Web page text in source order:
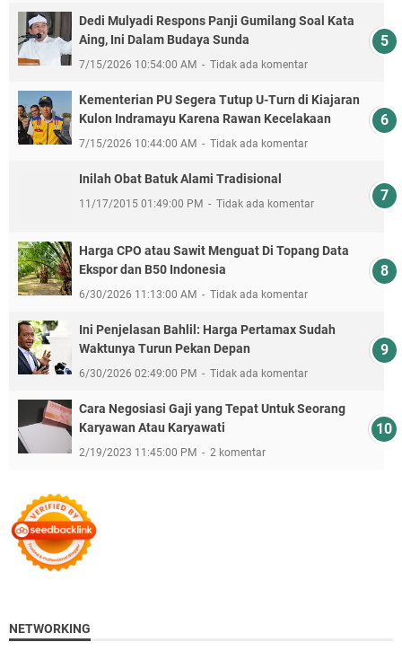
Dedi Mulyadi Respons Panji Gumilang Soal Kata
Aing, Ini Dalam Budaya Sunda
7/15/2026 10:54:00 AM Tidak ada komentar
Kementerian PU Segera Tutup U-Turn di Kiajaran
Kulon Indramayu Karena Rawan Kecelakaan
7/15/2026 10:44:00 AM Tidak ada komentar
Inilah Obat Batuk Alami Tradisional
11/17/2015 01:49:00 PM Tidak ada komentar
Harga CPO atau Sawit Menguat Di Topang Data
Ekspor dan B50 Indonesia
6/30/2026 11:13:00 AM Tidak ada komentar
Ini Penjelasan Bahlil: Harga Pertamax Sudah
Waktunya Turun Pekan Depan
6/30/2026 02:49:00 PM Tidak ada komentar
Cara Negosiasi Gaji yang Tepat Untuk Seorang
Karyawan Atau Karyawati
2/19/2023 11:45:00 PM 2 komentar
NETWORKING